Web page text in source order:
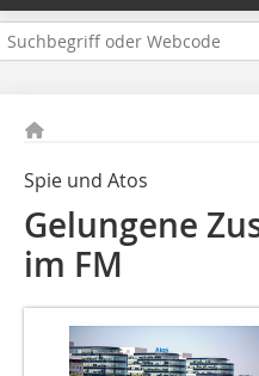
Spie und Atos
Gelungene
im FM